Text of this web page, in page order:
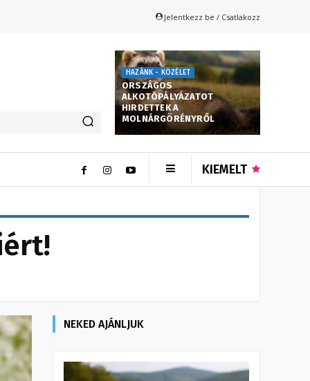
Jelentkezz be / Csatlakozz
HAZÁNK - KÖZÉLET
ORSZÁGOS
ALKOTÓPÁLYÁZATOT
HIRDETTEK A
MOLNÁRGÖRÉNYRŐL
KIEMELT
NEKED AJÁNLJUK